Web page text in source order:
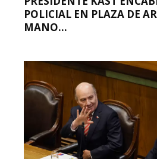
POLICIAL EN PLAZA DE
MANO...